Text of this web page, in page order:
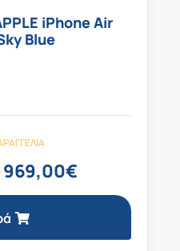
iPhone Air
Blue
969,00€